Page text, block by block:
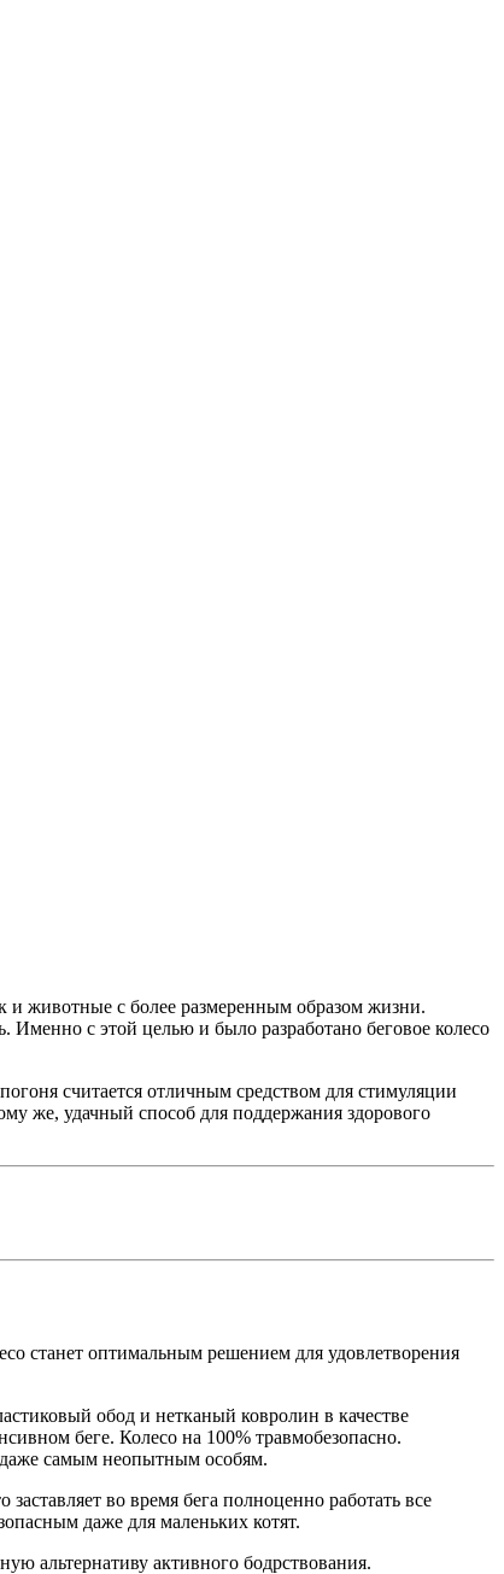
животные с более размеренным образом жизни.
Именно с этой целью и было разработано беговое колесо
считается отличным средством для стимуляции
же, удачный способ для поддержания здорового
станет оптимальным решением для удовлетворения
обод и нетканый ковролин в качестве
беге. Колесо на 100% травмобезопасно.
даже самым неопытным особям.
во время бега полноценно работать все
даже для маленьких котят.
альтернативу активного бодрствования.